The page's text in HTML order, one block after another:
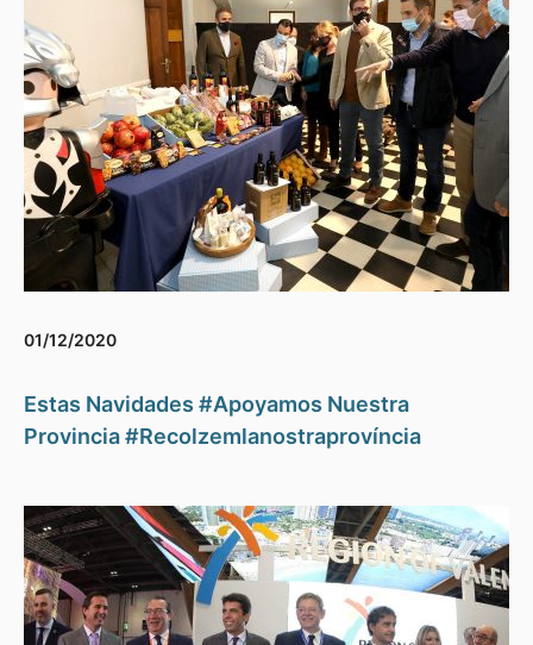
01/12/2020
Estas Navidades #Apoyamos Nuestra
Provincia #Recolzemlanostraprovíncia